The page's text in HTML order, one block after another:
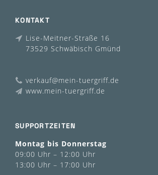
KONTAKT
Lise-Meitner-Straße 16
73529 Schwäbisch Gmünd
verkauf@mein-tuergriff.de
www.mein-tuergriff.de
SUPPORTZEITEN
Montag bis Donnerstag
09:00 Uhr – 12:00 Uhr
13:00 Uhr – 17:00 Uhr